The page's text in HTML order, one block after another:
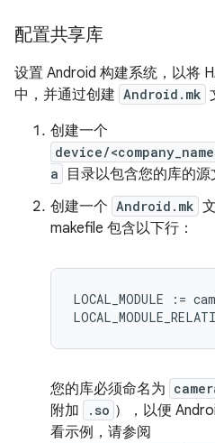
配置共享库
设置 Android 构建系统，以将
中，并通过创建 Android.mk
创建一个
device/
a
目录以包含您的库的源
创建一个 Android.mk
makefile 包含以下行：
LOCAL_MODULE :=
您的库必须命名为
附加
.so ），以便
看示例，请参阅